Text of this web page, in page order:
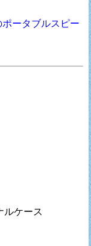
ータブルスピー
ルケース